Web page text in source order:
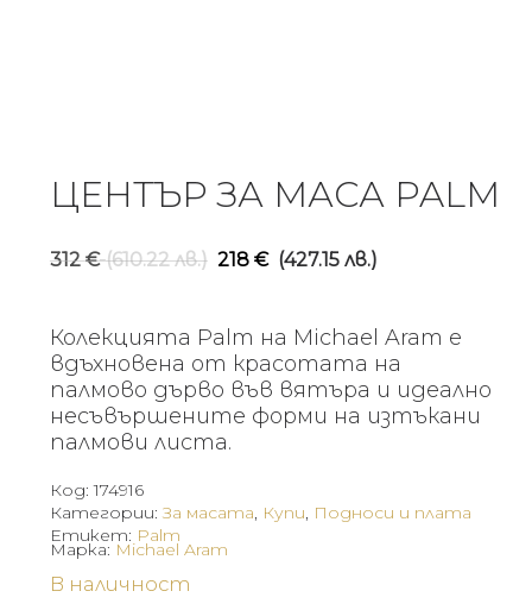
ЦЕНТЪР ЗА МАСА PALM
312€ (610.22 лв.) Original
was:
312 €
(610.22
лв.).
218 € (427.15 лв.)
е:
218 €
(427.15
лв.).
Колекцията Palm на Michael Aram е
вдъхновена от красотата на
палмово дърво във вятъра и идеално
несъвършените форми на изтъкани
палмови листа.
Код:174916
Категории:За масата, Купи, Подноси и плата
Етикет: Palm
В наличност
Марка: Michael Aram